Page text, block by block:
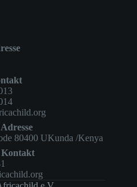
80400 UKunda /Kenya